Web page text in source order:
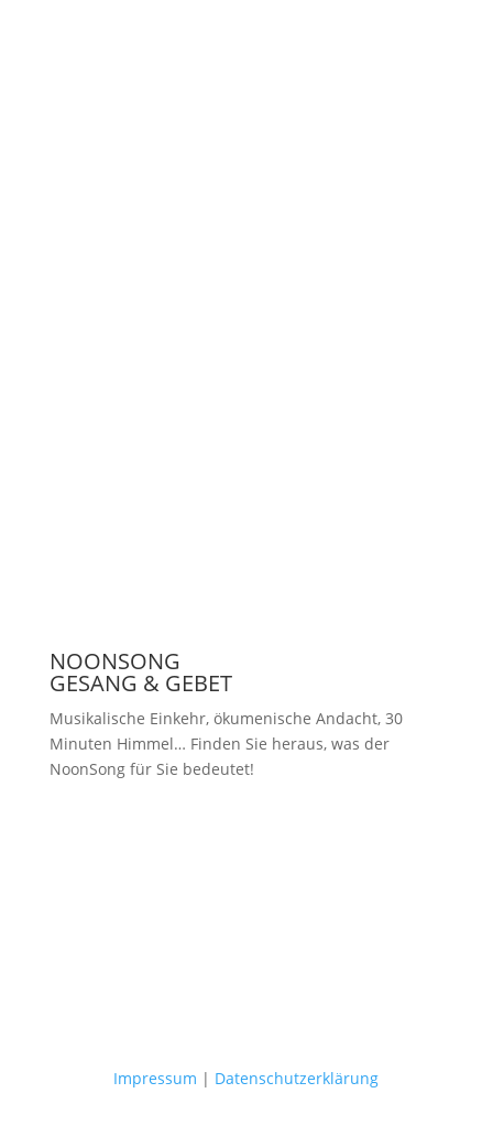
NOONSONG
GESANG & GEBET
Musikalische Einkehr, ökumenische Andacht, 30
Minuten Himmel… Finden Sie heraus, was der
NoonSong für Sie bedeutet!
Impressum | Datenschutzerklärung